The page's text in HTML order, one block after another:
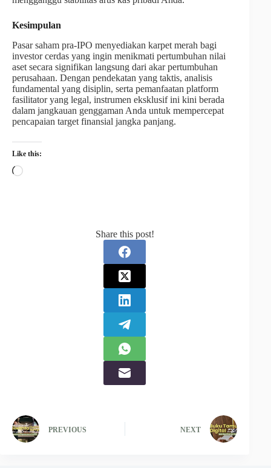
Kesimpulan
Pasar saham pra-IPO menyediakan karpet merah bagi
investor cerdas yang ingin menikmati pertumbuhan nilai
aset secara signifikan langsung dari akar pertumbuhan
perusahaan. Dengan pendekatan yang taktis, analisis
fundamental yang disiplin, serta pemanfaatan platform
fasilitator yang legal, instrumen eksklusif ini kini berada
dalam jangkauan genggaman Anda untuk mempercepat
pencapaian target finansial jangka panjang.
Like this:
Share this post!
PREVIOUS NEXT